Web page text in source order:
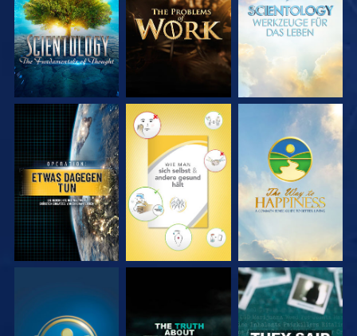
ENTDECKEN
ENTDECKEN
ENTDECKEN
ANSEHEN ANSEHEN ANSEHEN
ANSEHEN ANSEHEN ANSEHEN